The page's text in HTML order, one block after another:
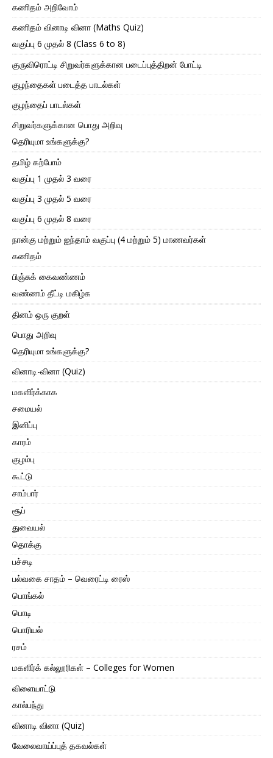
கணிதம் அறிவோம்
கணிதம் வினாடி வினா (Maths Quiz)
வகுப்பு 6 முதல் 8 (Class 6 to 8)
குருவிரொட்டி சிறுவர்களுக்கான படைப்புத்திறன் போட்டி
குழந்தைகள் படைத்த பாடல்கள்
குழந்தைப் பாடல்கள்
சிறுவர்களுக்கான பொது அறிவு
தெரியுமா உங்களுக்கு?
தமிழ் கற்போம்
வகுப்பு 1 முதல் 3 வரை
வகுப்பு 3 முதல் 5 வரை
வகுப்பு 6 முதல் 8 வரை
நான்கு மற்றும் ஐந்தாம் வகுப்பு (4 மற்றும் 5) மாணவர்கள்
கணிதம்
பிஞ்சுக் கைவண்ணம்
வண்ணம் தீட்டி மகிழ்க
தினம் ஒரு குறள்
பொது அறிவு
தெரியுமா உங்களுக்கு?
வினாடி-வினா (Quiz)
மகளிர்க்காக
சமையல்
இனிப்பு
காரம்
குழம்பு
கூட்டு
சாம்பார்
சூப்
துவையல்
தொக்கு
பச்சடி
பல்வகை சாதம் – வெரைட்டி ரைஸ்
பொங்கல்
பொடி
பொரியல்
ரசம்
மகளிர்க் கல்லூரிகள் – Colleges for Women
விளையாட்டு
கால்பந்து
வினாடி வினா (Quiz)
வேலைவாய்ப்புத் தகவல்கள்